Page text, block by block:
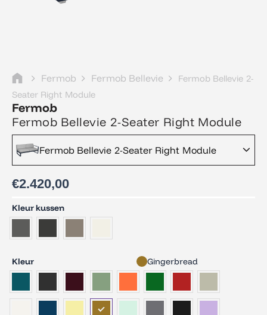
Fermob Fermob Bellevie
Fermob Bellevie 2-
Seater Right Module
Fermob
Fermob Bellevie 2-Seater Right Module
Fermob Bellevie 2-Seater Right Module
€2.420,00
Kleur kussen
Kleur Gingerbread
Fermob
Bellevie
Module